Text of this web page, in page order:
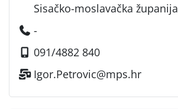
Sisačko-moslavačka županija
-
091/4882 840
Igor.Petrovic@mps.hr